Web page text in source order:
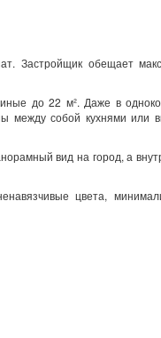
Застройщик обещает
до 22 м². Даже в
между собой кухнями или
вид на город, а
цвета,